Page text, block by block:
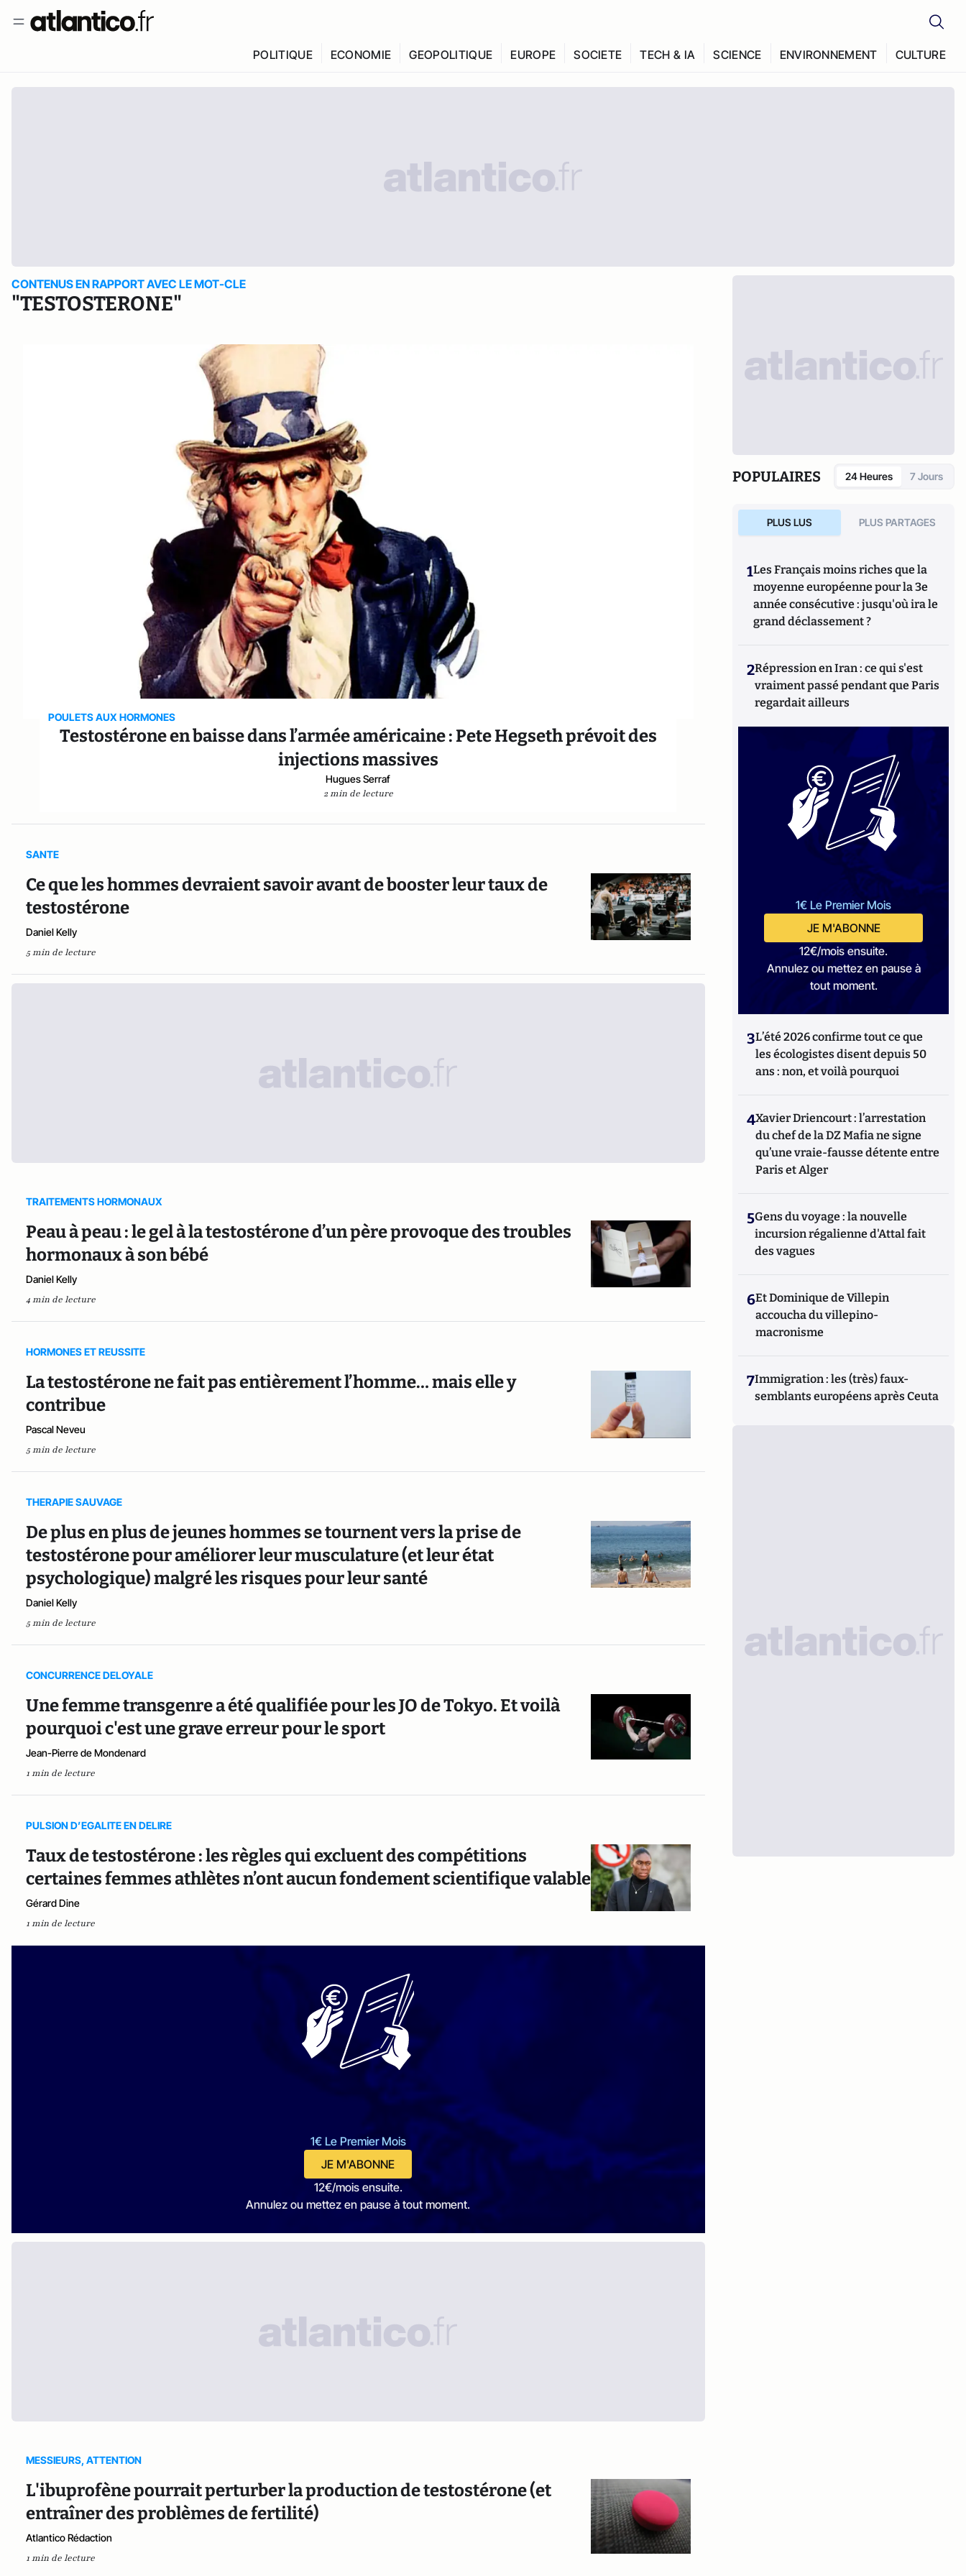
POLITIQUE ECONOMIE GEOPOLITIQUE EUROPE SOCIETE TECH & IA SCIENCE ENVIRONNEMENT CULTURE
CONTENUS EN RAPPORT AVEC LE MOT-CLE
"TESTOSTERONE"
POULETS AUX HORMONES
Testostérone en baisse dans l’armée américaine : Pete Hegseth prévoit des
injections massives
Hugues Serraf
2 min de lecture
SANTE
Ce que les hommes devraient savoir avant de booster leur taux de
testostérone
Daniel Kelly
5 min de lecture
TRAITEMENTS HORMONAUX
Peau à peau : le gel à la testostérone d’un père provoque des troubles
hormonaux à son bébé
Daniel Kelly
4 min de lecture
HORMONES ET REUSSITE
La testostérone ne fait pas entièrement l’homme… mais elle y
contribue
Pascal Neveu
5 min de lecture
THERAPIE SAUVAGE
De plus en plus de jeunes hommes se tournent vers la prise de
testostérone pour améliorer leur musculature (et leur état
psychologique) malgré les risques pour leur santé
Daniel Kelly
5 min de lecture
CONCURRENCE DELOYALE
Une femme transgenre a été qualifiée pour les JO de Tokyo. Et voilà
pourquoi c'est une grave erreur pour le sport
Jean-Pierre de Mondenard
1 min de lecture
PULSION D’EGALITE EN DELIRE
Taux de testostérone : les règles qui excluent des compétitions
certaines femmes athlètes n’ont aucun fondement scientifique valable
Gérard Dine
1 min de lecture
1€ Le Premier Mois
JE M'ABONNE
12€/mois ensuite.
Annulez ou mettez en pause à tout moment.
MESSIEURS, ATTENTION
L'ibuprofène pourrait perturber la production de testostérone (et
entraîner des problèmes de fertilité)
Atlantico Rédaction
1 min de lecture
POPULAIRES 24 Heures 7 Jours
PLUS LUS PLUS PARTAGES
1Les Français moins riches que la
moyenne européenne pour la 3e
année consécutive : jusqu'où ira le
grand déclassement ?
2Répression en Iran : ce qui s'est
vraiment passé pendant que Paris
regardait ailleurs
1€ Le Premier Mois
JE M'ABONNE
12€/mois ensuite.
Annulez ou mettez en pause à
tout moment.
3L’été 2026 confirme tout ce que
les écologistes disent depuis 50
ans : non, et voilà pourquoi
4Xavier Driencourt : l’arrestation
du chef de la DZ Mafia ne signe
qu’une vraie-fausse détente entre
Paris et Alger
5Gens du voyage : la nouvelle
incursion régalienne d'Attal fait
des vagues
6Et Dominique de Villepin
accoucha du villepino-
macronisme
7Immigration : les (très) faux-
semblants européens après Ceuta